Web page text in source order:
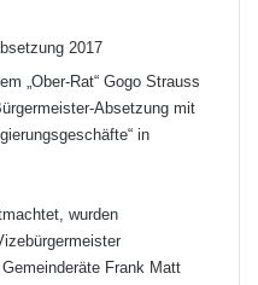
„Ober-Rat“ Gogo Strauss
Absetzung mit
in
wurden
Frank Matt